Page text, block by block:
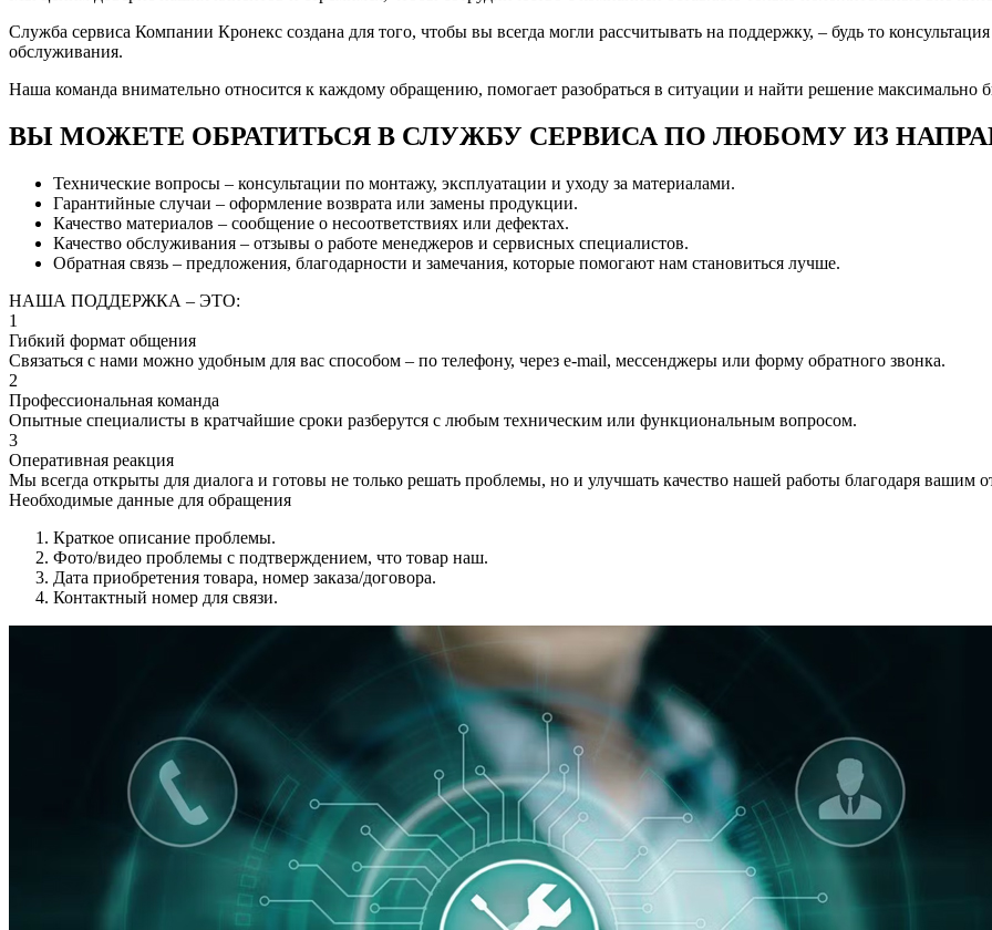
Служба сервиса Компании Кронекс создана для того, чтобы вы всегда могли рассчитывать на поддержку, – будь то
обслуживания.
Наша команда внимательно относится к каждому обращению, помогает разобраться в ситуации и найти решение максимально
ВЫ МОЖЕТЕ ОБРАТИТЬСЯ В СЛУЖБУ СЕРВИСА ПО ЛЮБОМУ ИЗ
Технические вопросы – консультации по монтажу, эксплуатации и уходу за материалами.
Гарантийные случаи – оформление возврата или замены продукции.
Качество материалов – сообщение о несоответствиях или дефектах.
Качество обслуживания – отзывы о работе менеджеров и сервисных специалистов.
Обратная связь – предложения, благодарности и замечания, которые помогают нам становиться лучше.
НАША ПОДДЕРЖКА – ЭТО:
1
Гибкий формат общения
Связаться с нами можно удобным для вас способом – по телефону, через e-mail, мессенджеры или форму обратного звонка.
2
Профессиональная команда
Опытные специалисты в кратчайшие сроки разберутся с любым техническим или функциональным вопросом.
3
Оперативная реакция
Мы всегда открыты для диалога и готовы не только решать проблемы, но и улучшать качество нашей работы благодаря вашим
Необходимые данные для обращения
Краткое описание проблемы.
Фото/видео проблемы с подтверждением, что товар наш.
Дата приобретения товара, номер заказа/договора.
Контактный номер для связи.